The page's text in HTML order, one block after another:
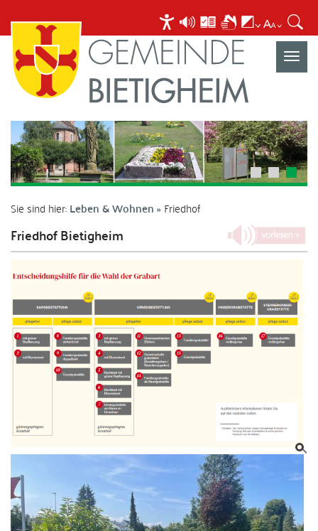
Sie sind hier:Leben & Wohnen Friedhof
Friedhof Bietigheim